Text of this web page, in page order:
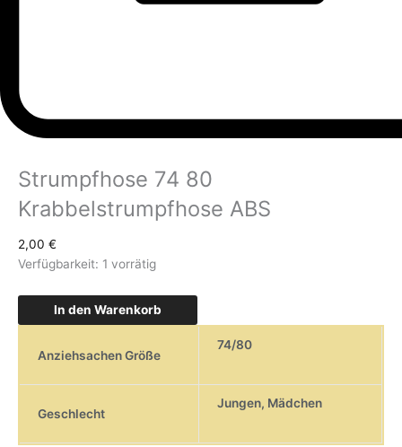
Strumpfhose 74 80
Krabbelstrumpfhose ABS
2,00 €
Verfügbarkeit: 1 vorrätig
In den Warenkorb
Anziehsachen Größe
74/80
Geschlecht
Jungen, Mädchen